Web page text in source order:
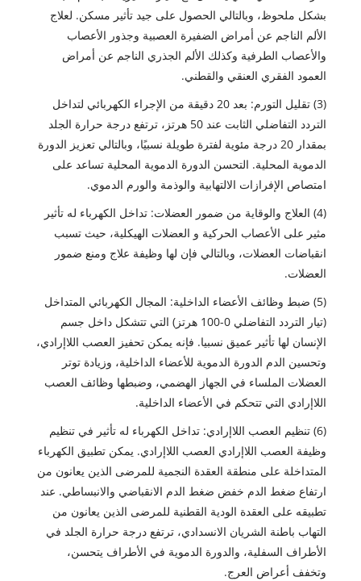
بشكل ملحوظ، وبالتالي الحصول على جيد تأثير مسكن. لعلاج
الألم الناجم عن أمراض الضفيرة العصبية وجذور الأعصاب
والأعصاب الطرفية وكذلك الألم الجذري الناجم عن أمراض
العمود الفقري العنقي والقطني.
(3) تقليل التورم: بعد 20 دقيقة من الإجراء الكهربائي لتداخل
التردد التفاضلي الثابت عند 50 هرتز، ترتفع درجة حرارة الجلد
بمقدار 20 درجة مئوية لفترة طويلة نسبيًا، وبالتالي تعزيز الدورة
الدموية المحلية. التحسن الدورة الدموية المحلية تساعد على
امتصاص الإفرازات الالتهابية والوذمة والورم الدموي.
(4) العلاج والوقاية من ضمور العضلات: تداخل الكهرباء له تأثير
مثير على الأعصاب الحركية و العضلات الهيكلية، حيث تسبب
انقباضات العضلات، وبالتالي فإن لها وظيفة علاج ومنع ضمور
العضلات.
(5) ضبط وظائف الأعضاء الداخلية: المجال الكهربائي المتداخل
(تيار التردد التفاضلي 0-100 هرتز) التي تتشكل داخل جسم
الإنسان لها تأثير عميق نسبيا. فإنه يمكن تحفيز العصب اللاإرادي،
وتحسين الدم الدورة الدموية للأعضاء الداخلية، وزيادة توتر
العضلات الملساء في الجهاز الهضمي، وضبطها وظائف العصب
اللاإرادي التي تتحكم في الأعضاء الداخلية.
(6) تنظيم العصب اللاإرادي: تداخل الكهرباء له تأثير في تنظيم
وظيفة العصب اللاإرادي العصب اللاإرادي. يمكن تطبيق الكهرباء
المتداخلة على منطقة العقدة النجمية للمرضى الذين يعانون من
ارتفاع ضغط الدم خفض ضغط الدم الانقباضي والانبساطي. عند
تطبيقه على العقدة الودية القطنية للمرضى الذين يعانون من
التهاب باطنة الشريان الانسدادي، ترتفع درجة حرارة الجلد في
الأطراف السفلية، والدورة الدموية في الأطراف يتحسن،
وتخفف أعراض العرج.